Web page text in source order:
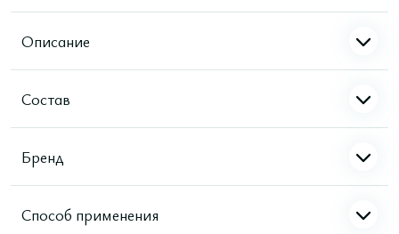
Описание
Состав
Бренд
Способ применения